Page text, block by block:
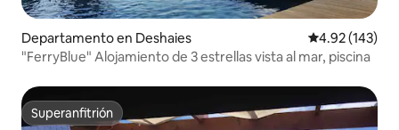
Departamento en Deshaies Calificación
4.92 (143)
"FerryBlue" Alojamiento de 3 estrellas vista al mar, piscina
Superanfitrión
Superanfitrión